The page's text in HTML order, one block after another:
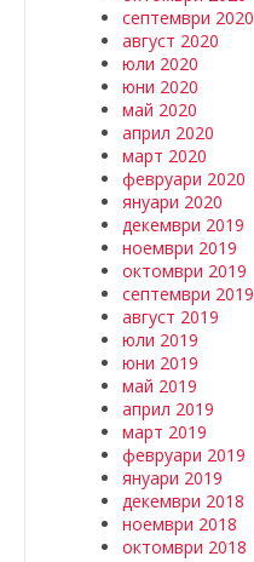
септември 2020
август 2020
юли 2020
юни 2020
май 2020
април 2020
март 2020
февруари 2020
януари 2020
декември 2019
ноември 2019
октомври 2019
септември 2019
август 2019
юли 2019
юни 2019
май 2019
април 2019
март 2019
февруари 2019
януари 2019
декември 2018
ноември 2018
октомври 2018